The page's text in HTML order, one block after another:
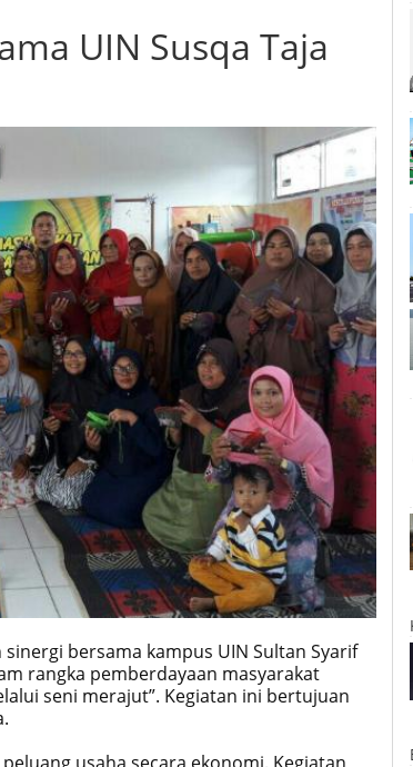
UIN Susqa Taja
sinergi bersama kampus UIN Sultan Syarif
rangka pemberdayaan masyarakat
seni merajut”. Kegiatan ini bertujuan